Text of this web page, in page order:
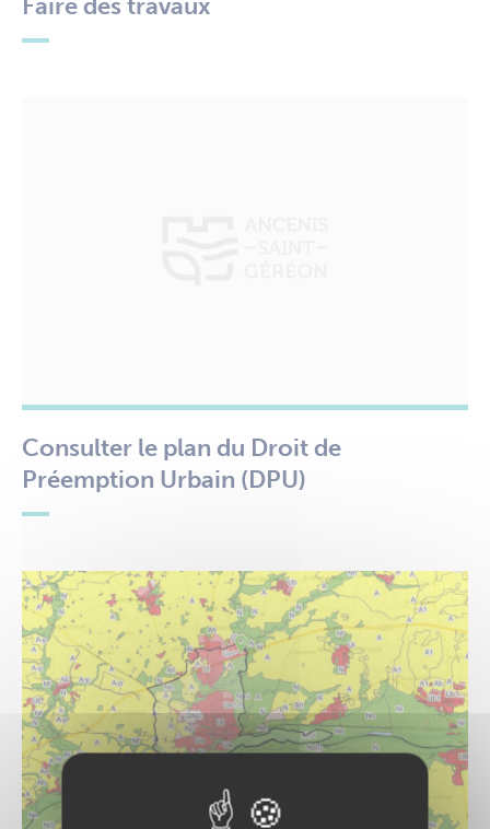
Faire des travaux
Consulter le plan du Droit de
Préemption Urbain (DPU)